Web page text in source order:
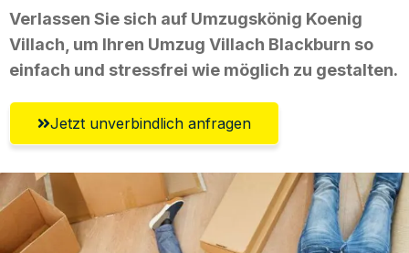
Verlassen Sie sich auf Umzugskönig Koenig
Villach, um Ihren Umzug Villach Blackburn so
einfach und stressfrei wie möglich zu gestalten.
Jetzt unverbindlich anfragen